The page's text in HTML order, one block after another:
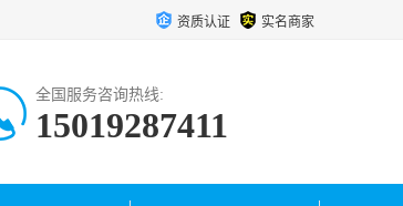
资质认证 实名商家
全国服务咨询热线:
15019287411